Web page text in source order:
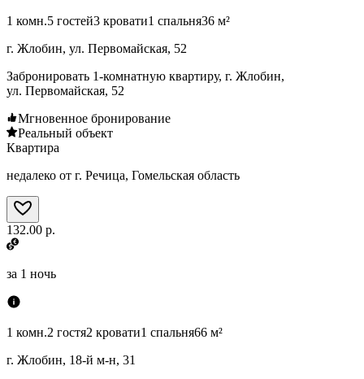
1 комн.5 гостей3 кровати1 спальня36 м²
г. Жлобин, ул. Первомайская, 52
Забронировать 1-комнатную квартиру, г. Жлобин,
ул. Первомайская, 52
Мгновенное бронирование
Реальный объект
Квартира
недалеко от г. Речица, Гомельская область
132.00 р.
за 1 ночь
1 комн.2 гостя2 кровати1 спальня66 м²
г. Жлобин, 18-й м-н, 31